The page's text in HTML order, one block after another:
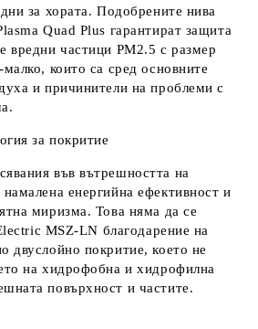
за хората. Подобрените нива
Quad Plus гарантират защита
вредни частици PM2.5 с размер
които са сред основните
и причинители на проблеми с
за покритие
във вътрешността на
енергийна ефективност и
миризма. Това няма да се
MSZ-LN благодарение на
двуслойно покритие, което не
на хидрофобна и хидрофилна
повърхност и частите.